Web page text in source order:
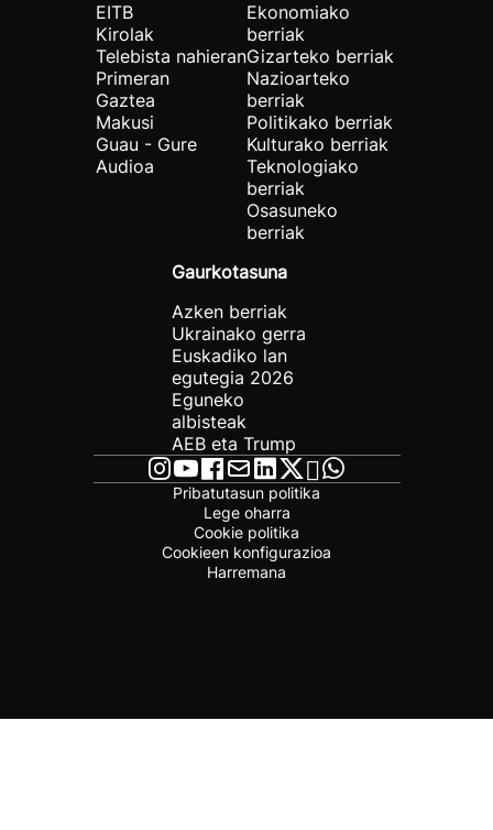
EITB
Kirolak
Telebista nahieran
Primeran
Gaztea
Makusi
Guau - Gure
Audioa
Ekonomiako
berriak
Gizarteko berriak
Nazioarteko
berriak
Politikako berriak
Kulturako berriak
Teknologiako
berriak
Osasuneko
berriak
Gaurkotasuna
Azken berriak
Ukrainako gerra
Euskadiko lan
egutegia 2026
Eguneko
albisteak
AEB eta Trump
Pribatutasun politika
Lege oharra
Cookie politika
Cookieen konfigurazioa
Harremana